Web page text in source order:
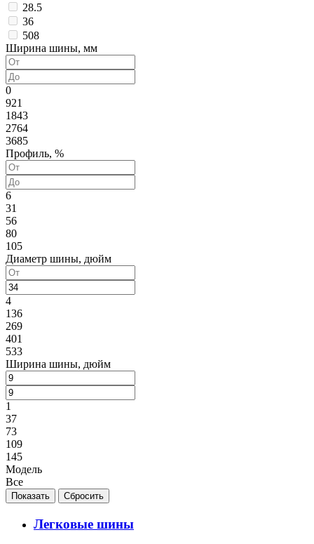
28.5
36
508
Ширина шины, мм
0
921
1843
2764
3685
Профиль, %
6
31
56
80
105
Диаметр шины, дюйм
4
136
269
401
533
Ширина шины, дюйм
1
37
73
109
145
Модель
Все
Легковые шины